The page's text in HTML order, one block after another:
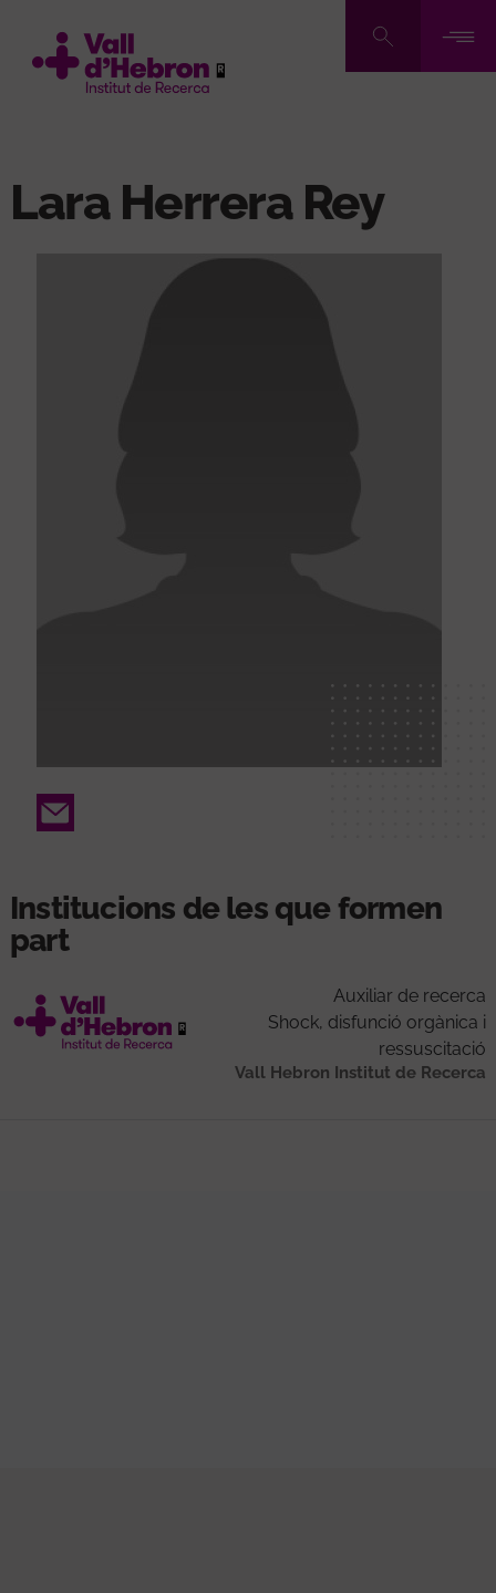
contingut
Lara Herrera Rey
Email
Institucions de les que formen
part
Auxiliar de recerca
Shock, disfunció orgànica i
ressuscitació
Vall Hebron Institut de Recerca